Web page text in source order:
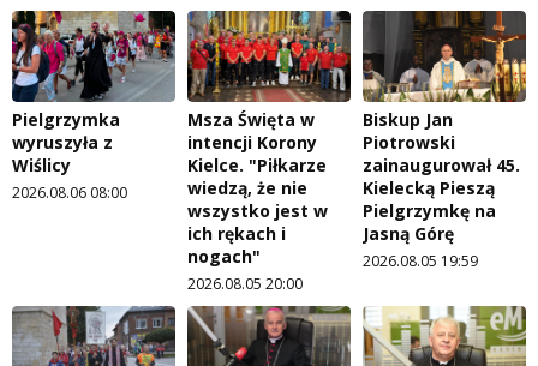
Pielgrzymka
wyruszyła z
Wiślicy
2026.08.06 08:00
Msza Święta w
intencji Korony
Kielce. "Piłkarze
wiedzą, że nie
wszystko jest w
ich rękach i
nogach"
2026.08.05 20:00
Biskup Jan
Piotrowski
zainaugurował 45.
Kielecką Pieszą
Pielgrzymkę na
Jasną Górę
2026.08.05 19:59